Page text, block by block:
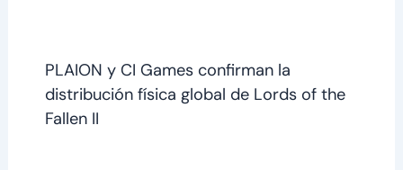
PLAION y CI Games confirman la
distribución física global de Lords of the
Fallen II